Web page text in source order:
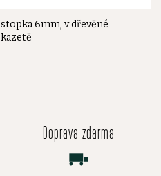
stopka 6mm, v dřevěné
kazetě
Doprava zdarma